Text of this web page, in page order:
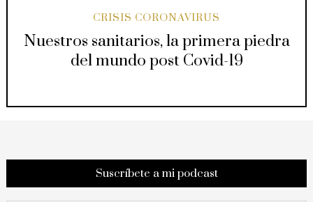
CRISIS CORONAVIRUS
Nuestros sanitarios, la primera piedra
del mundo post Covid-19
Suscríbete a mi podcast